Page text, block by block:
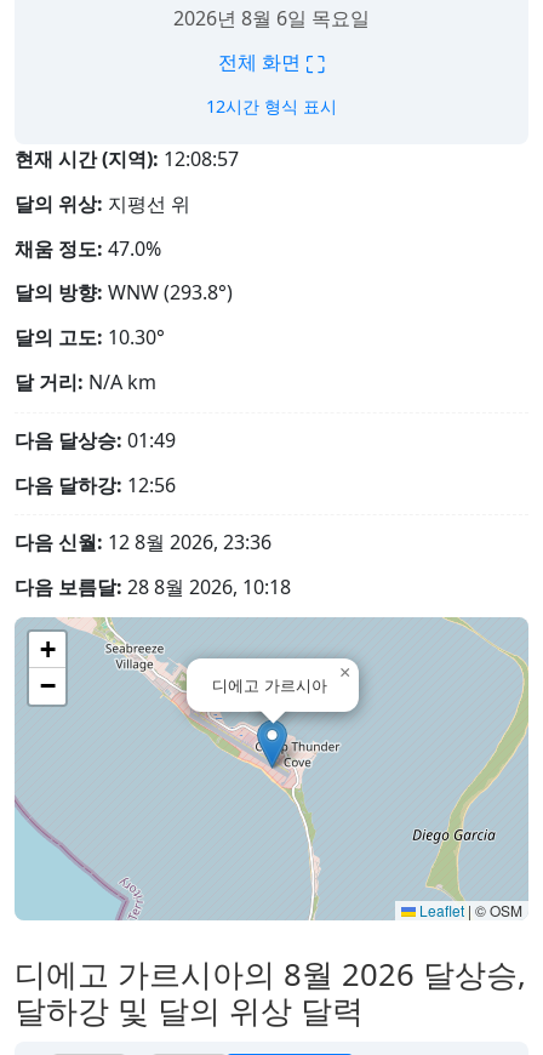
2026년 8월 6일 목요일
전체 화면 ⛶
12시간 형식 표시
현재 시간 (지역): 12:08:58
달의 위상: 지평선 위
채움 정도: 47.0%
달의 방향: WNW (293.8°)
달의 고도: 10.30°
달 거리: N/A km
다음 달상승: 01:49
다음 달하강: 12:56
다음 신월: 12 8월 2026, 23:36
다음 보름달: 28 8월 2026, 10:18
디에고 가르시아
×
+
−
Leaflet | © OSM
디에고 가르시아의 8월 2026 달상승,
달하강 및 달의 위상 달력